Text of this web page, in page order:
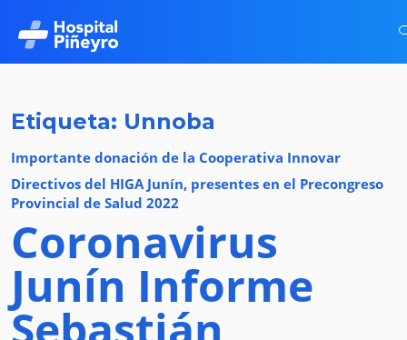
Etiqueta: Unnoba
Importante donación de la Cooperativa Innovar
Directivos del HIGA Junín, presentes en el Precongreso
Provincial de Salud 2022
Coronavirus
Junín Informe